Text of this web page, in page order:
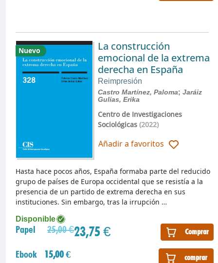
Nuevo
La construcción
emocional de la extrema
derecha en España
Reimpresión
Castro Martínez, Paloma; Jaráiz
Gulías, Erika
Centro de Investigaciones
Sociológicas(2022)
Añadir a favoritos
Disponible
Papel 25,00 €23,75 € Comprar
Ebook 15,00 € comprar
Hasta hace pocos años, España formaba parte del reducido
grupo de países de Europa occidental que se resistía a la
presencia de un partido de extrema derecha en sus
instituciones. Sin embargo, tras la irrupción …